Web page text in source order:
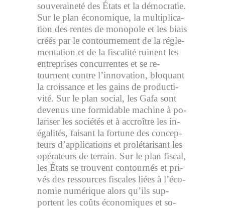
sou­ve­rai­neté des États et la dé­mo­cra­tie.
Sur le plan éco­no­mique, la mul­ti­pli­ca­
tion des rentes de mo­no­pole et les biais
créés par le contour­ne­ment de la ré­gle­
men­ta­tion et de la fis­ca­lité ruinent les
en­tre­prises concur­rentes et se re­
tournent contre l’in­no­va­tion, blo­quant
la crois­sance et les gains de pro­duc­ti­
vité. Sur le plan so­cial, les Gafa sont
de­ve­nus une for­mi­dable ma­chine à po­
la­ri­ser les so­cié­tés et à ac­croître les in­
éga­li­tés, faisant la for­tune des concep­
teurs d’ap­pli­ca­tions et pro­lé­ta­ri­sant les
opé­ra­teurs de ter­rain. Sur le plan fis­cal,
les États se trouvent contour­nés et pri­
vés des res­sources fis­cales liées à l’éco­
no­mie nu­mé­rique alors qu’ils sup­
portent les coûts éco­no­miques et so­